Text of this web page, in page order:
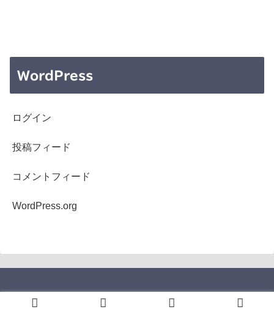
WordPress
ログイン
投稿フィード
コメントフィード
WordPress.org
Copyright © 2005-2026 b's mono-log All Rights Reserved.